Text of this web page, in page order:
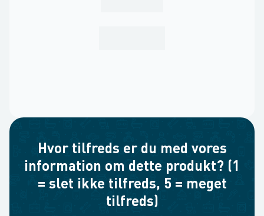
Hvor tilfreds er du med vores
information om dette produkt? (1
= slet ikke tilfreds, 5 = meget
tilfreds)